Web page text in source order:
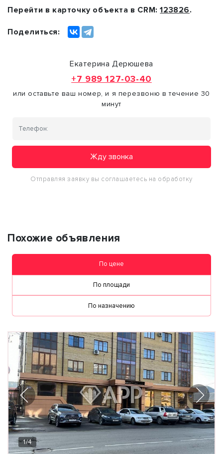
Перейти в карточку объекта в CRM:123826.
Поделиться:
Екатерина Дерюшева
+7 989 127-03-40
или оставьте ваш номер, и я перезвоню в течение 30
минут
Жду звонка
Отправляя заявку вы соглашаетесь на обработку
Похожие объявления
По цене
По площади
По назначению
1/4